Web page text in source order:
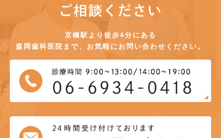
ご相談ください
京橋駅より徒歩4分にある
森岡歯科医院まで、お気軽にお問い合わせください。